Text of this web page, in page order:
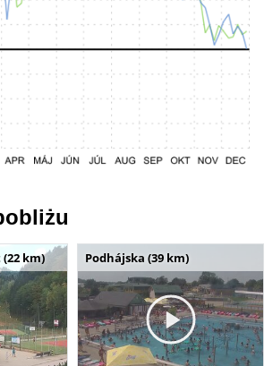
km) Podhájska (39 km)